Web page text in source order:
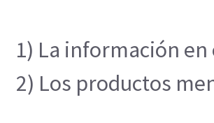
1) La información
2) Los productos